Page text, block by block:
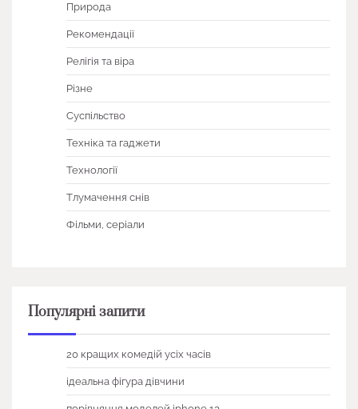
Природа
Рекомендації
Релігія та віра
Різне
Суспільство
Техніка та гаджети
Технології
Тлумачення снів
Фільми, серіали
Популярні запити
20 кращих комедій усіх часів
ідеальна фігура дівчини